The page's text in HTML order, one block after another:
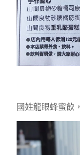
國姓龍眼蜂蜜飲